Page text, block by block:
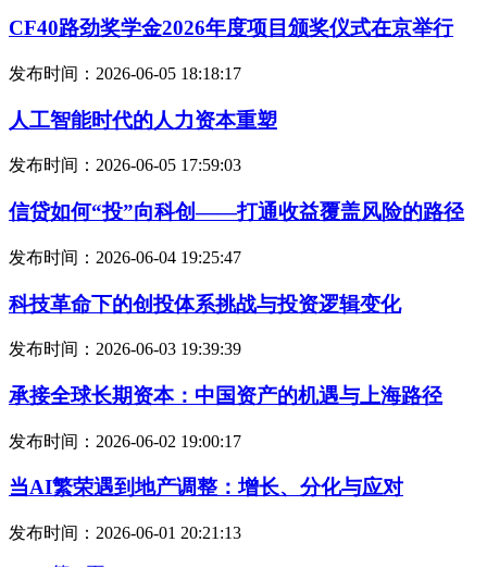
CF40路劲奖学金2026年度项目颁奖仪式在京举行
发布时间：2026-06-05 18:18:17
人工智能时代的人力资本重塑
发布时间：2026-06-05 17:59:03
信贷如何“投”向科创——打通收益覆盖风险的路径
发布时间：2026-06-04 19:25:47
科技革命下的创投体系挑战与投资逻辑变化
发布时间：2026-06-03 19:39:39
承接全球长期资本：中国资产的机遇与上海路径
发布时间：2026-06-02 19:00:17
当AI繁荣遇到地产调整：增长、分化与应对
发布时间：2026-06-01 20:21:13